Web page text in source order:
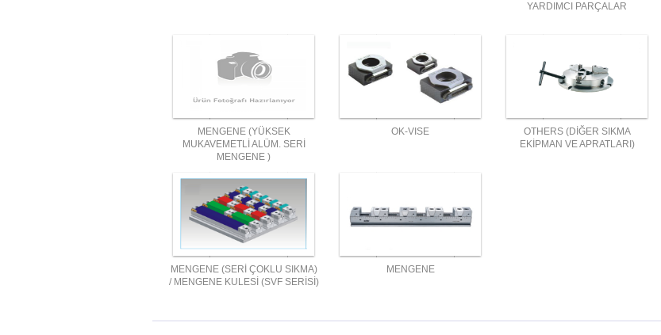
YARDIMCI PARÇALAR
MENGENE (YÜKSEK
MUKAVEMETLİ ALÜM. SERİ
MENGENE )
OK-VISE
OTHERS (DİĞER SIKMA
EKİPMAN VE APRATLARI)
MENGENE (SERİ ÇOKLU SIKMA)
/ MENGENE KULESİ (SVF SERİSİ)
MENGENE